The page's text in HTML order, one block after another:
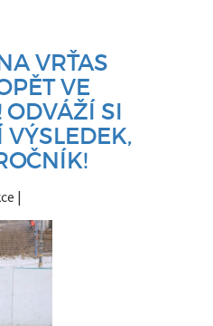
VRŤAS
VE
ODVÁŽÍ SI
VÝSLEDEK,
|